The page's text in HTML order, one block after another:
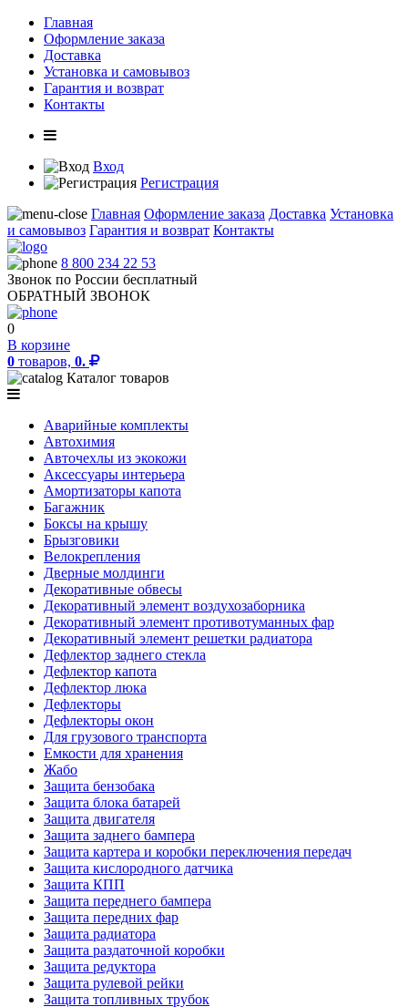
Главная
Оформление заказа
Доставка
Установка и самовывоз
Гарантия и возврат
Контакты
Вход
Регистрация
Главная Оформление заказа Доставка Установка
и самовывоз Гарантия и возврат Контакты
8 800 234 22 53
Звонок по России бесплатный
ОБРАТНЫЙ ЗВОНОК
0
В корзине
0 товаров, 0.
Каталог товаров
Аварийные комплекты
Автохимия
Авточехлы из экокожи
Аксессуары интерьера
Амортизаторы капота
Багажник
Боксы на крышу
Брызговики
Велокрепления
Дверные молдинги
Декоративные обвесы
Декоративный элемент воздухозаборника
Декоративный элемент противотуманных фар
Декоративный элемент решетки радиатора
Дефлектор заднего стекла
Дефлектор капота
Дефлектор люка
Дефлекторы
Дефлекторы окон
Для грузового транспорта
Емкости для хранения
Жабо
Защита бензобака
Защита блока батарей
Защита двигателя
Защита заднего бампера
Защита картера и коробки переключения передач
Защита кислородного датчика
Защита КПП
Защита переднего бампера
Защита передних фар
Защита радиатора
Защита раздаточной коробки
Защита редуктора
Защита рулевой рейки
Защита топливных трубок